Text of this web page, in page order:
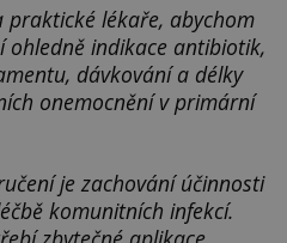
lékaře, abychom
indikace antibiotik,
dávkování a délky
onemocnění v primární
je zachování účinnosti
komunitních infekcí.